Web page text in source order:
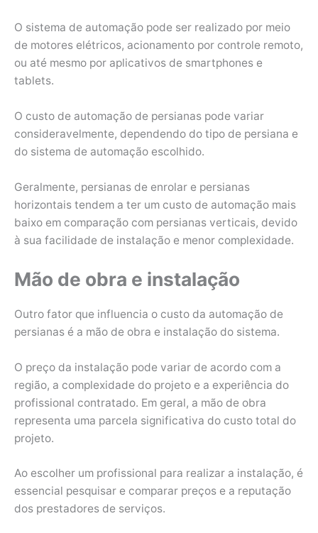
O sistema de automação pode ser realizado por meio
de motores elétricos, acionamento por controle remoto,
ou até mesmo por aplicativos de smartphones e
tablets.
O custo de automação de persianas pode variar
consideravelmente, dependendo do tipo de persiana e
do sistema de automação escolhido.
Geralmente, persianas de enrolar e persianas
horizontais tendem a ter um custo de automação mais
baixo em comparação com persianas verticais, devido
à sua facilidade de instalação e menor complexidade.
Mão de obra e instalação
Outro fator que influencia o custo da automação de
persianas é a mão de obra e instalação do sistema.
O preço da instalação pode variar de acordo com a
região, a complexidade do projeto e a experiência do
profissional contratado. Em geral, a mão de obra
representa uma parcela significativa do custo total do
projeto.
Ao escolher um profissional para realizar a instalação, é
essencial pesquisar e comparar preços e a reputação
dos prestadores de serviços.